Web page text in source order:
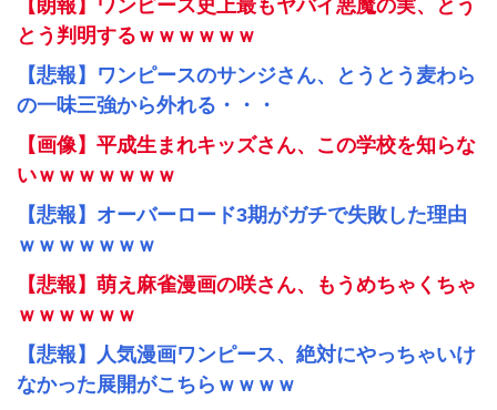
【朗報】ワンピース史上最もヤバイ悪魔の実、とう
とう判明するｗｗｗｗｗｗ
【悲報】ワンピースのサンジさん、とうとう麦わら
の一味三強から外れる・・・
【画像】平成生まれキッズさん、この学校を知らな
いｗｗｗｗｗｗｗ
【悲報】オーバーロード3期がガチで失敗した理由
ｗｗｗｗｗｗｗ
【悲報】萌え麻雀漫画の咲さん、もうめちゃくちゃ
ｗｗｗｗｗｗ
【悲報】人気漫画ワンピース、絶対にやっちゃいけ
なかった展開がこちらｗｗｗｗ